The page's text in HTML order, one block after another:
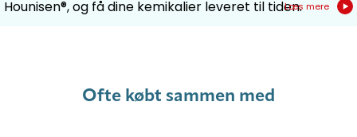
Hounisen®, og få dine kemikalier leveret til tiden.Læs mere
Ofte købt sammen med